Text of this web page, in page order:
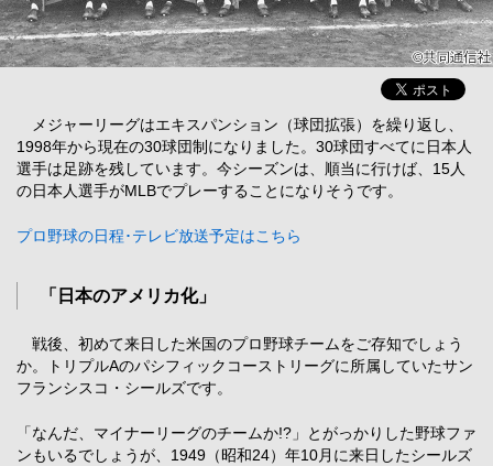
メジャーリーグはエキスパンション（球団拡張）を繰り返し、
1998年から現在の30球団制になりました。30球団すべてに日本人
選手は足跡を残しています。今シーズンは、順当に行けば、15人
の日本人選手がMLBでプレーすることになりそうです。
プロ野球の日程･テレビ放送予定はこちら
「日本のアメリカ化」
戦後、初めて来日した米国のプロ野球チームをご存知でしょう
か。トリプルAのパシフィックコーストリーグに所属していたサン
フランシスコ・シールズです。
「なんだ、マイナーリーグのチームか!?」とがっかりした野球ファ
ンもいるでしょうが、1949（昭和24）年10月に来日したシールズ